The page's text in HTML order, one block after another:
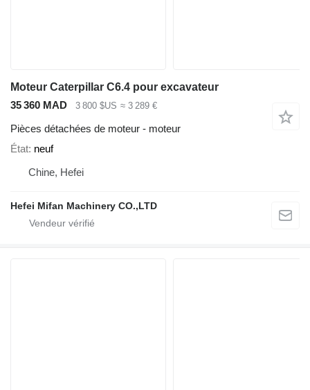
Moteur Caterpillar C6.4 pour excavateur
35 360 MAD
3 800 $US ≈ 3 289 €
Pièces détachées de moteur - moteur
État neuf
Chine, Hefei
Hefei Mifan Machinery CO.,LTD